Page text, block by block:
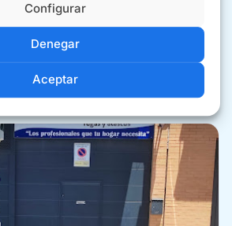
Aceptar
Denegar
Configurar
CÓMO IR